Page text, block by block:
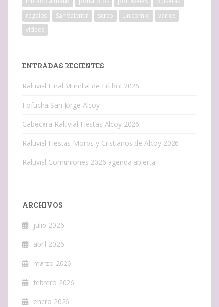
regalos
San Valentín scrap Unicornio
varios
vídeos
ENTRADAS RECIENTES
Raluvial Final Mundial de Fútbol 2026
Fofucha San Jorge Alcoy
Cabecera Raluvial Fiestas Alcoy 2026
Raluvial Fiestas Moros y Cristianos de Alcoy 2026
Raluvial Comuniones 2026 agenda abierta
ARCHIVOS
julio 2026
abril 2026
marzo 2026
febrero 2026
enero 2026